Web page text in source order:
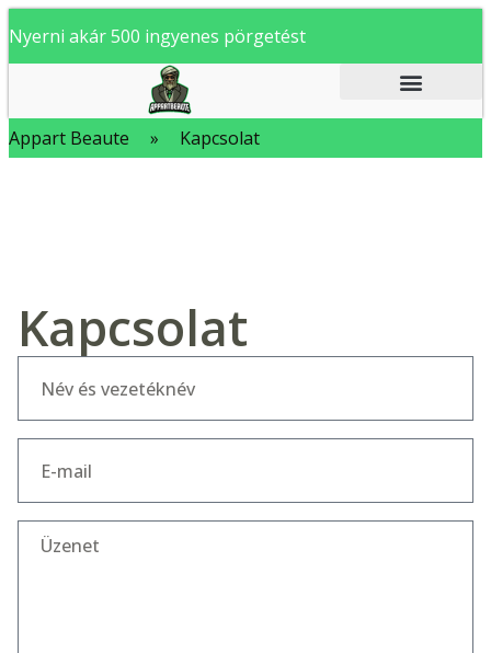
Nyerni akár 500 ingyenes pörgetést
Appart Beaute » Kapcsolat
Kapcsolat